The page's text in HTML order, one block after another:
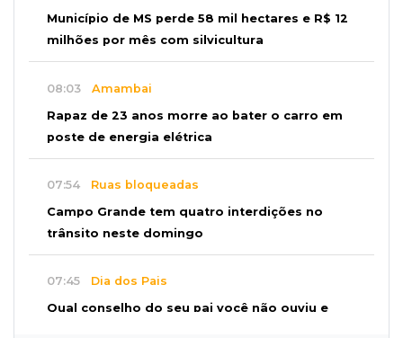
Município de MS perde 58 mil hectares e R$ 12
milhões por mês com silvicultura
08:03 Amambai
Rapaz de 23 anos morre ao bater o carro em
poste de energia elétrica
07:54 Ruas bloqueadas
Campo Grande tem quatro interdições no
trânsito neste domingo
07:45 Dia dos Pais
Qual conselho do seu pai você não ouviu e